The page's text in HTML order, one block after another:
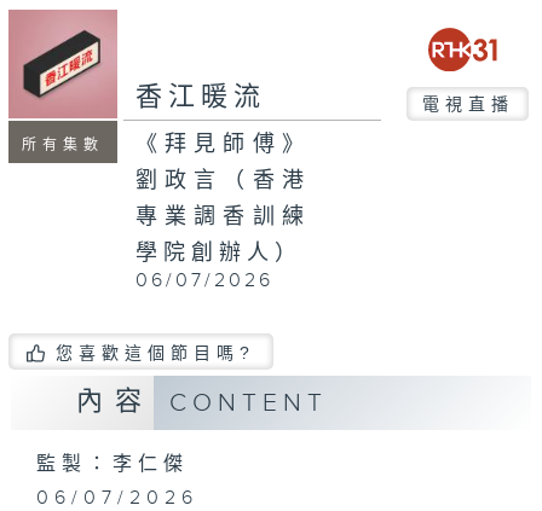
second
所有集數
香江暖流 電視直播
《拜見師傅》
劉政言（香港
專業調香訓練
學院創辦人）
06/07/2026
您喜歡這個節目嗎?
內容 CONTENT
監製：李仁傑
06/07/2026